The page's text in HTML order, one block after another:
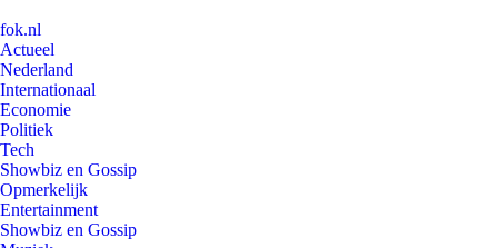
fok.nl
Actueel
Nederland
Internationaal
Economie
Politiek
Tech
Showbiz en Gossip
Opmerkelijk
Entertainment
Showbiz en Gossip